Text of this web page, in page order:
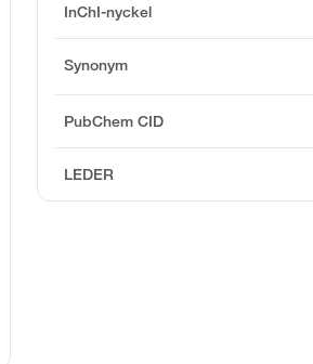
InChI-nyckel
Synonym
PubChem CID
LEDER